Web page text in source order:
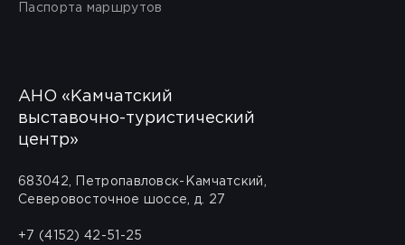
Паспорта маршрутов
АНО «Камчатский
выставочно-туристический
центр»
683042, Петропавловск-Камчатский,
Северовосточное шоссе, д. 27
+7 (4152) 42-51-25